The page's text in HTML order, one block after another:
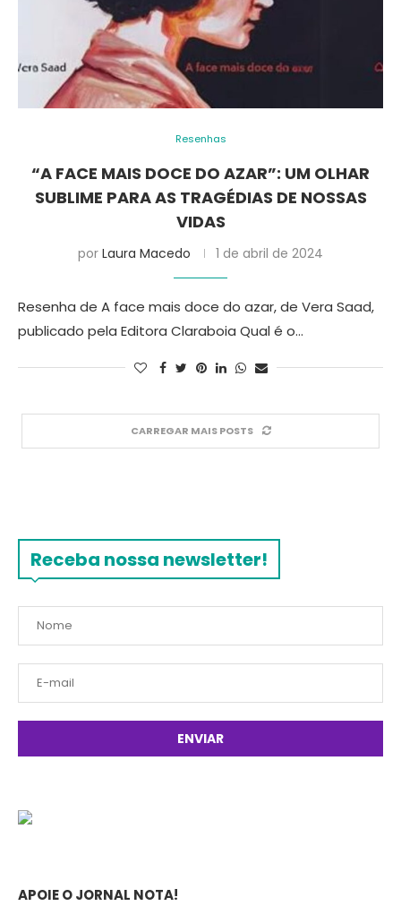
Resenhas
“A FACE MAIS DOCE DO AZAR”: UM OLHAR
SUBLIME PARA AS TRAGÉDIAS DE NOSSAS
VIDAS
por Laura Macedo 1 de abril de 2024
Resenha de A face mais doce do azar, de Vera Saad,
publicado pela Editora Claraboia Qual é o…
CARREGAR MAIS POSTS
Receba nossa newsletter!
APOIE O JORNAL NOTA!